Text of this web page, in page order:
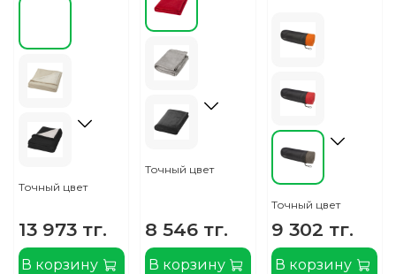
Точный цвет
13 973 тг.
В корзину
Точный цвет
8 546 тг.
В корзину
Точный цвет
9 302 тг.
В корзину